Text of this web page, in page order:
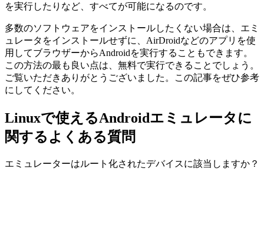
を実行したりなど、すべてが可能になるのです。
多数のソフトウェアをインストールしたくない場合は、エミ
ュレータをインストールせずに、AirDroidなどのアプリを使
用してブラウザーからAndroidを実行することもできます。
この方法の最も良い点は、無料で実行できることでしょう。
ご覧いただきありがとうございました。この記事をぜひ参考
にしてください。
Linuxで使えるAndroidエミュレータに
関するよくある質問
エミュレーターはルート化されたデバイスに該当しますか？